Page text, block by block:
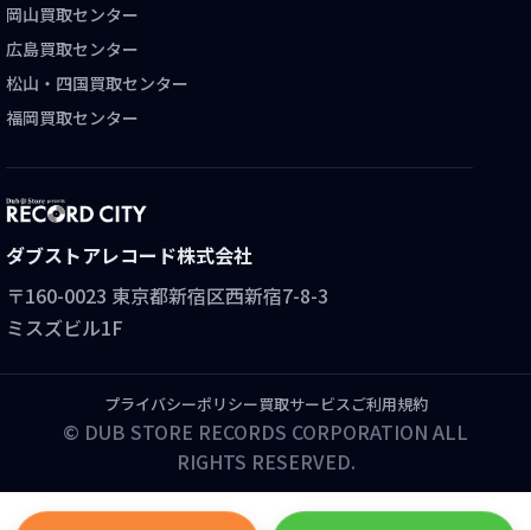
岡山買取センター
広島買取センター
松山・四国買取センター
福岡買取センター
ダブストアレコード株式会社
〒160-0023 東京都新宿区西新宿7-8-3
ミスズビル1F
プライバシーポリシー買取サービスご利用規約
© DUB STORE RECORDS CORPORATION ALL
RIGHTS RESERVED.